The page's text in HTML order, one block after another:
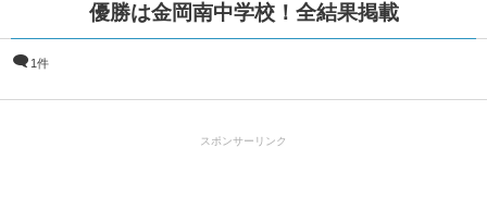
優勝は金岡南中学校！全結果掲載
1件
スポンサーリンク